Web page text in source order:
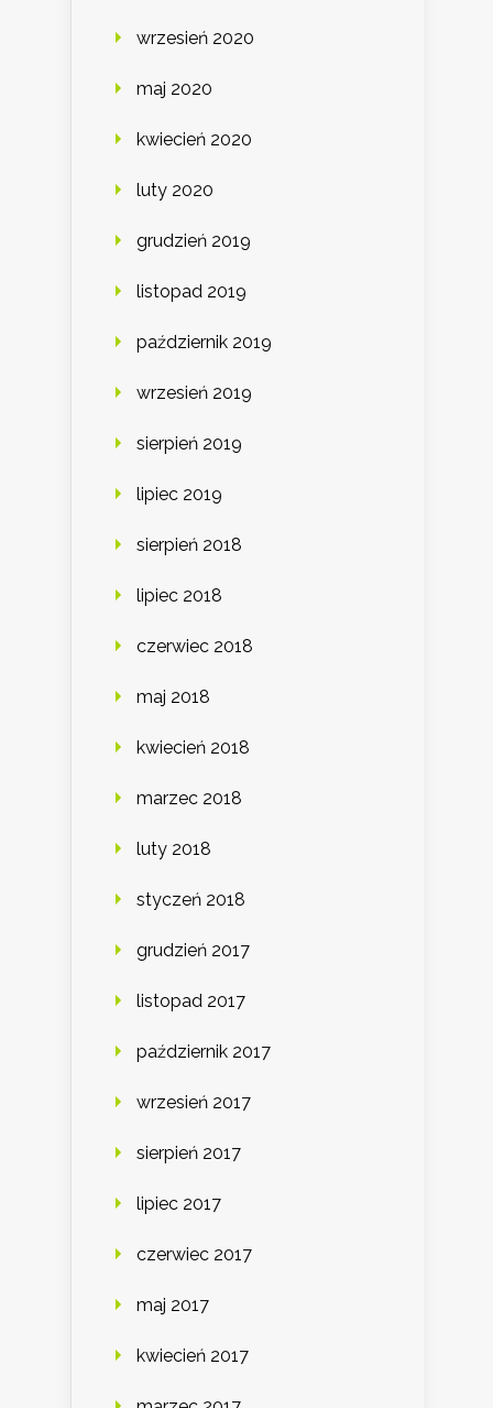
wrzesień 2020
maj 2020
kwiecień 2020
luty 2020
grudzień 2019
listopad 2019
październik 2019
wrzesień 2019
sierpień 2019
lipiec 2019
sierpień 2018
lipiec 2018
czerwiec 2018
maj 2018
kwiecień 2018
marzec 2018
luty 2018
styczeń 2018
grudzień 2017
listopad 2017
październik 2017
wrzesień 2017
sierpień 2017
lipiec 2017
czerwiec 2017
maj 2017
kwiecień 2017